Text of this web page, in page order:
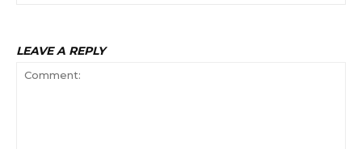
LEAVE A REPLY